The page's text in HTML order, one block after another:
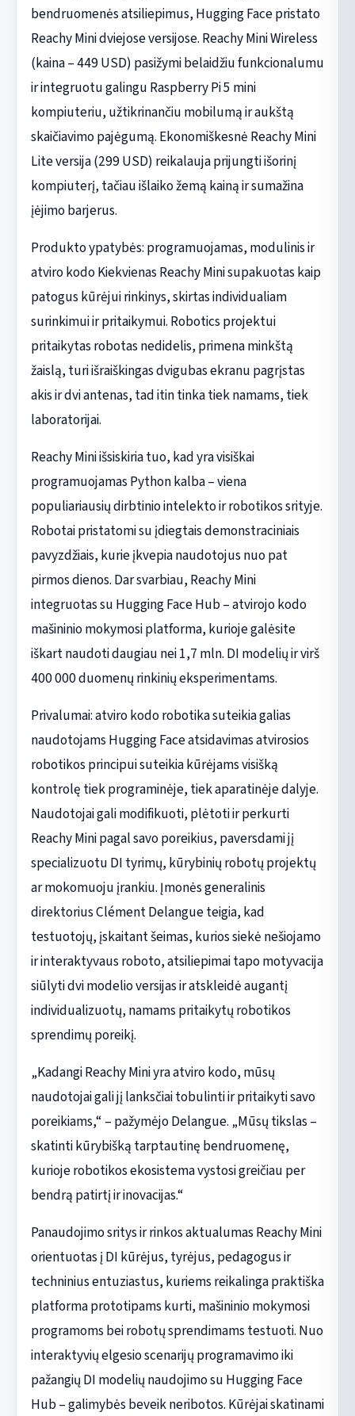
bendruomenės atsiliepimus, Hugging Face pristato
Reachy Mini dviejose versijose. Reachy Mini Wireless
(kaina – 449 USD) pasižymi belaidžiu funkcionalumu
ir integruotu galingu Raspberry Pi 5 mini
kompiuteriu, užtikrinančiu mobilumą ir aukštą
skaičiavimo pajėgumą. Ekonomiškesnė Reachy Mini
Lite versija (299 USD) reikalauja prijungti išorinį
kompiuterį, tačiau išlaiko žemą kainą ir sumažina
įėjimo barjerus.
Produkto ypatybės: programuojamas, modulinis ir
atviro kodo Kiekvienas Reachy Mini supakuotas kaip
patogus kūrėjui rinkinys, skirtas individualiam
surinkimui ir pritaikymui. Robotics projektui
pritaikytas robotas nedidelis, primena minkštą
žaislą, turi išraiškingas dvigubas ekranu pagrįstas
akis ir dvi antenas, tad itin tinka tiek namams, tiek
laboratorijai.
Reachy Mini išsiskiria tuo, kad yra visiškai
programuojamas Python kalba – viena
populiariausių dirbtinio intelekto ir robotikos srityje.
Robotai pristatomi su įdiegtais demonstraciniais
pavyzdžiais, kurie įkvepia naudotojus nuo pat
pirmos dienos. Dar svarbiau, Reachy Mini
integruotas su Hugging Face Hub – atvirojo kodo
mašininio mokymosi platforma, kurioje galėsite
iškart naudoti daugiau nei 1,7 mln. DI modelių ir virš
400 000 duomenų rinkinių eksperimentams.
Privalumai: atviro kodo robotika suteikia galias
naudotojams Hugging Face atsidavimas atvirosios
robotikos principui suteikia kūrėjams visišką
kontrolę tiek programinėje, tiek aparatinėje dalyje.
Naudotojai gali modifikuoti, plėtoti ir perkurti
Reachy Mini pagal savo poreikius, paversdami jį
specializuotu DI tyrimų, kūrybinių robotų projektų
ar mokomuoju įrankiu. Įmonės generalinis
direktorius Clément Delangue teigia, kad
testuotojų, įskaitant šeimas, kurios siekė nešiojamo
ir interaktyvaus roboto, atsiliepimai tapo motyvacija
siūlyti dvi modelio versijas ir atskleidė augantį
individualizuotų, namams pritaikytų robotikos
sprendimų poreikį.
„Kadangi Reachy Mini yra atviro kodo, mūsų
naudotojai gali jį lanksčiai tobulinti ir pritaikyti savo
poreikiams,“ – pažymėjo Delangue. „Mūsų tikslas –
skatinti kūrybišką tarptautinę bendruomenę,
kurioje robotikos ekosistema vystosi greičiau per
bendrą patirtį ir inovacijas.“
Panaudojimo sritys ir rinkos aktualumas Reachy Mini
orientuotas į DI kūrėjus, tyrėjus, pedagogus ir
techninius entuziastus, kuriems reikalinga praktiška
platforma prototipams kurti, mašininio mokymosi
programoms bei robotų sprendimams testuoti. Nuo
interaktyvių elgesio scenarijų programavimo iki
pažangių DI modelių naudojimo su Hugging Face
Hub – galimybės beveik neribotos. Kūrėjai skatinami